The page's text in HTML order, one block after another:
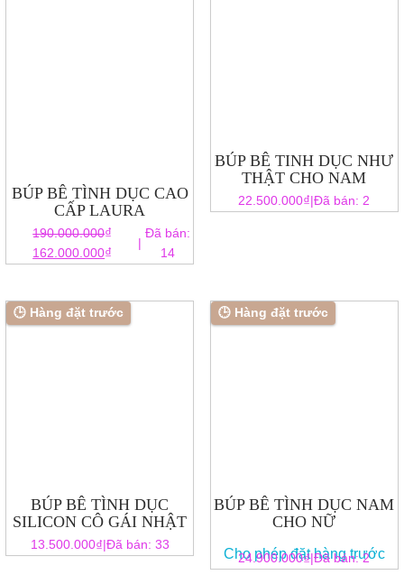
BÚP BÊ TÌNH DỤC CAO
CẤP LAURA
190.000.000₫
Giá
190.000.000₫.
162.000.000₫
là:
162.000.000₫.
|
Đã bán:
14
BÚP BÊ TINH DỤC NHƯ
THẬT CHO NAM
22.500.000₫|Đã bán: 2
🕒 Hàng đặt trước
BÚP BÊ TÌNH DỤC
SILICON CÔ GÁI NHẬT
13.500.000₫ Đã bán: 33
🕒 Hàng đặt trước
BÚP BÊ TÌNH DỤC NAM
CHO NỮ
Cho phép đặt hàng trước
24.900.000₫|Đã bán: 2